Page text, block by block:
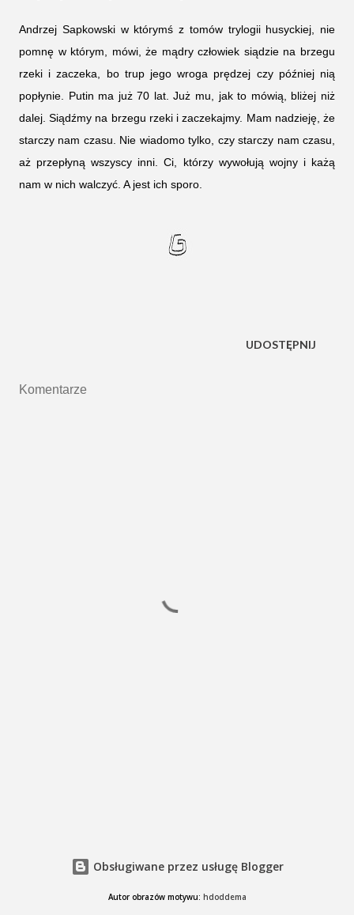
Andrzej Sapkowski w którymś z tomów trylogii husyckiej, nie
pomnę w którym, mówi, że mądry człowiek siądzie na brzegu
rzeki i zaczeka, bo trup jego wroga prędzej czy później nią
popłynie. Putin ma już 70 lat. Już mu, jak to mówią, bliżej niż
dalej. Siądźmy na brzegu rzeki i zaczekajmy. Mam nadzieję, że
starczy nam czasu. Nie wiadomo tylko, czy starczy nam czasu,
aż przepłyną wszyscy inni. Ci, którzy wywołują wojny i każą
nam w nich walczyć. A jest ich sporo.
UDOSTĘPNIJ
Komentarze
Obsługiwane przez usługę Blogger
Autor obrazów motywu: hdoddema